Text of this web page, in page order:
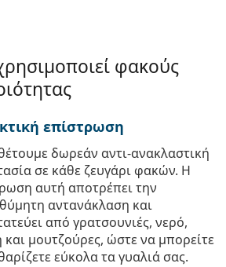
φακούς
επίστρωση
δωρεάν αντι-ανακλαστική
σε κάθε ζευγάρι φακών. Η
αυτή αποτρέπει την
αντανάκλαση και
από γρατσουνιές, νερό,
και μουτζούρες, ώστε να μπορείτε
εύκολα τα γυαλιά σας.